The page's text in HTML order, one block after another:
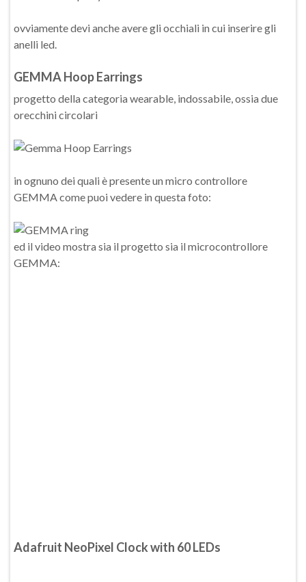
ovviamente devi anche avere gli occhiali in cui inserire gli
anelli led.
GEMMA Hoop Earrings
progetto della categoria wearable, indossabile, ossia due
orecchini circolari
in ognuno dei quali è presente un micro controllore
GEMMA come puoi vedere in questa foto:
ed il video mostra sia il progetto sia il microcontrollore
GEMMA:
Adafruit NeoPixel Clock with 60 LEDs